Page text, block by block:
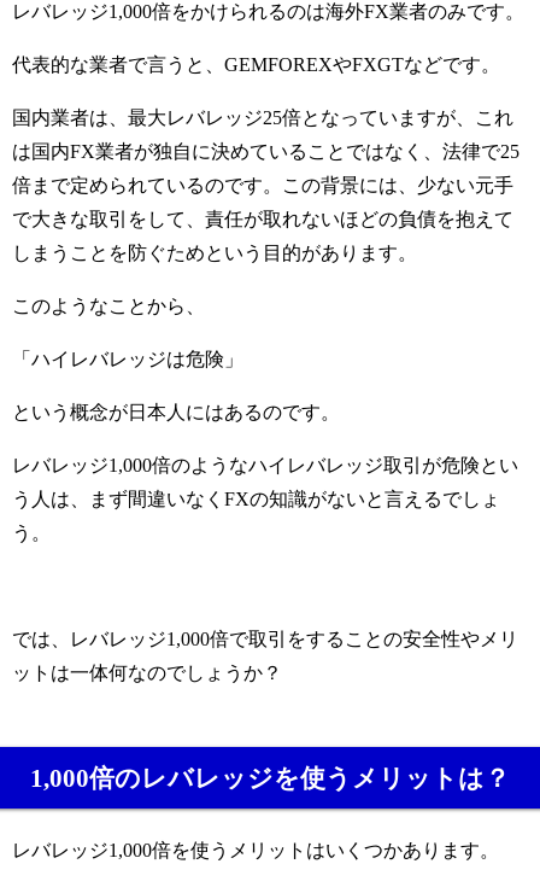
レバレッジ1,000倍をかけられるのは海外FX業者のみです。
代表的な業者で言うと、GEMFOREXやFXGTなどです。
国内業者は、最大レバレッジ25倍となっていますが、これ
は国内FX業者が独自に決めていることではなく、法律で25
倍まで定められているのです。この背景には、少ない元手
で大きな取引をして、責任が取れないほどの負債を抱えて
しまうことを防ぐためという目的があります。
このようなことから、
「ハイレバレッジは危険」
という概念が日本人にはあるのです。
レバレッジ1,000倍のようなハイレバレッジ取引が危険とい
う人は、まず間違いなくFXの知識がないと言えるでしょ
う。
では、レバレッジ1,000倍で取引をすることの安全性やメリ
ットは一体何なのでしょうか？
1,000倍のレバレッジを使うメリットは？
レバレッジ1,000倍を使うメリットはいくつかあります。